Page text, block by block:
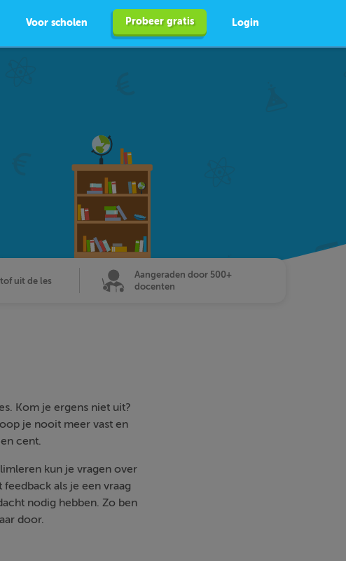
Voor scholen Probeer gratis Login
uit de les
Aangeraden door 500+
docenten
Kom je ergens niet uit?
je nooit meer vast en
cent.
kun je vragen over
als je een vraag
nodig hebben. Zo ben
door.